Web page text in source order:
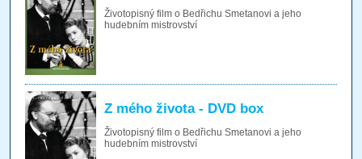
Životopisný film o Bedřichu Smetanovi a jeho
hudebním mistrovství
Z mého života - DVD box
Životopisný film o Bedřichu Smetanovi a jeho
hudebním mistrovství